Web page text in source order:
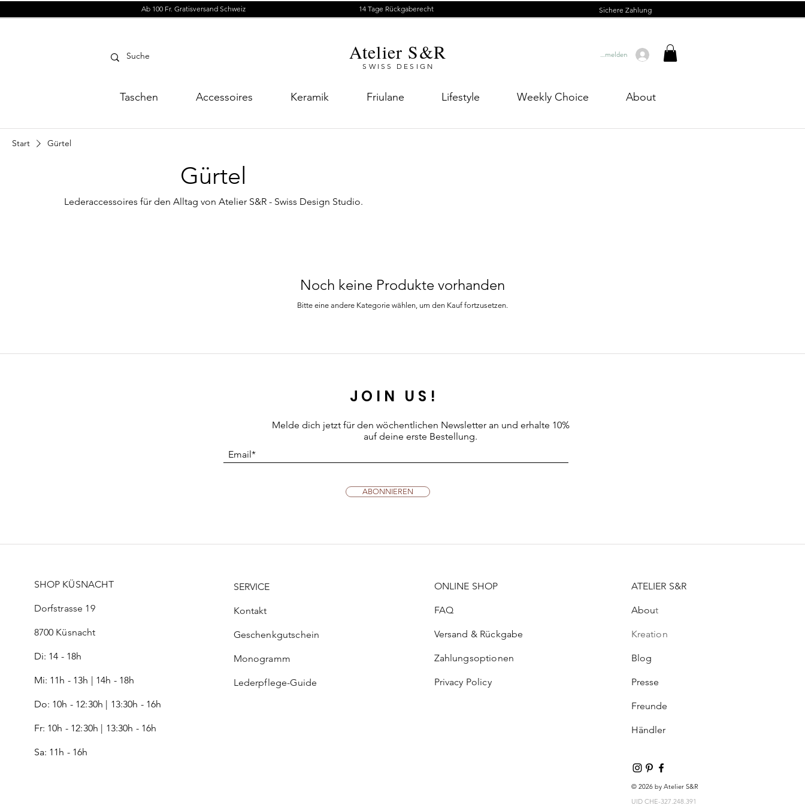
Ab 100 Fr. Gratisversand Schweiz 14 Tage Rückgaberecht Sichere Zahlung
Atelier S&R
SWISS DESIGN
Taschen Accessoires Keramik Friulane Lifestyle Weekly Choice About
Anmelden
Start Gürtel
Gürtel
Lederaccessoires für den Alltag von Atelier S&R - Swiss Design Studio.
Noch keine Produkte vorhanden
Bitte eine andere Kategorie wählen, um den Kauf fortzusetzen.
JOIN US!
Melde dich jetzt für den wöchentlichen Newsletter an und erhalte 10%
auf deine erste Bestellung.
ABONNIEREN
SHOP KÜSNACHT
Dorfstrasse 19
8700 Küsnacht
Di: 14 - 18h
Mi: 11h - 13h | 14h - 18h
Do: 10h - 12:30h | 13:30h - 16h
Fr: 10h - 12:30h | 13:30h - 16h
Sa: 11h - 16h
SERVICE
Kontakt
Geschenkgutschein
Monogramm
Lederpflege-Guide
ONLINE SHOP
FAQ
Versand & Rückgabe
Zahlungsoptionen
Privacy Policy
ATELIER S&R
About
Kreation
Blog
Presse
Freunde
Händler
© 2026 by Atelier S&R
UID CHE-327.248.391